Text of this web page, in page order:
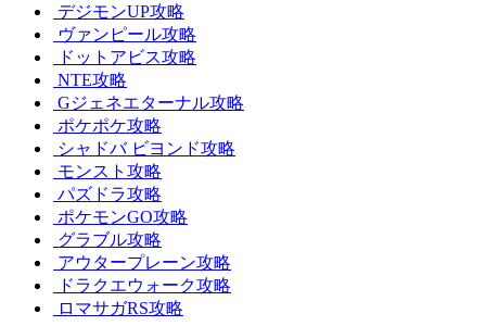
デジモンUP攻略
ヴァンピール攻略
ドットアビス攻略
NTE攻略
Gジェネエターナル攻略
ポケポケ攻略
シャドバ ビヨンド攻略
モンスト攻略
パズドラ攻略
ポケモンGO攻略
グラブル攻略
アウタープレーン攻略
ドラクエウォーク攻略
ロマサガRS攻略